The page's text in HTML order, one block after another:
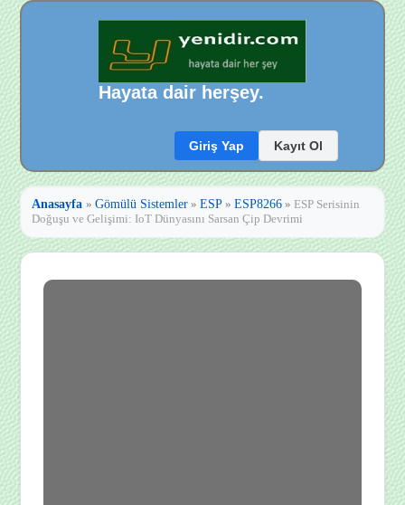
Hayata dair herşey.
Giriş Yap Kayıt Ol
Anasayfa »Gömülü Sistemler »ESP »ESP8266 » ESP Serisinin
Doğuşu ve Gelişimi: IoT Dünyasını Sarsan Çip Devrimi